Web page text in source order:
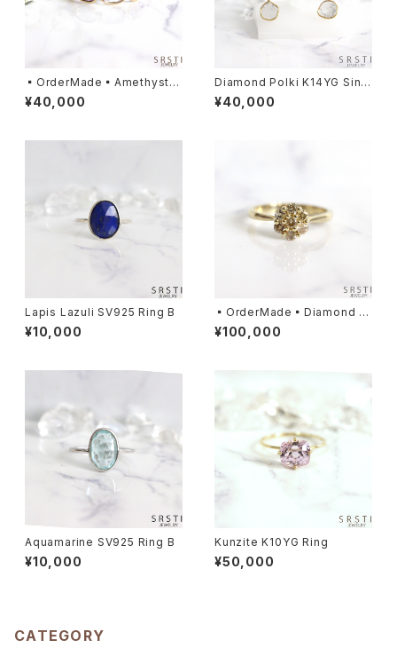
▪️OrderMade▪️Amethyst K
14/K18 YG Eternity Ring
¥40,000
Diamond Polki K14YG Singl
e Earrings
¥40,000
Lapis Lazuli SV925 Ring B
¥10,000
▪️OrderMade▪️Diamond K1
0/K14/K18YG Cluster Ring
¥100,000
Aquamarine SV925 Ring B
¥10,000
Kunzite K10YG Ring
¥50,000
CATEGORY